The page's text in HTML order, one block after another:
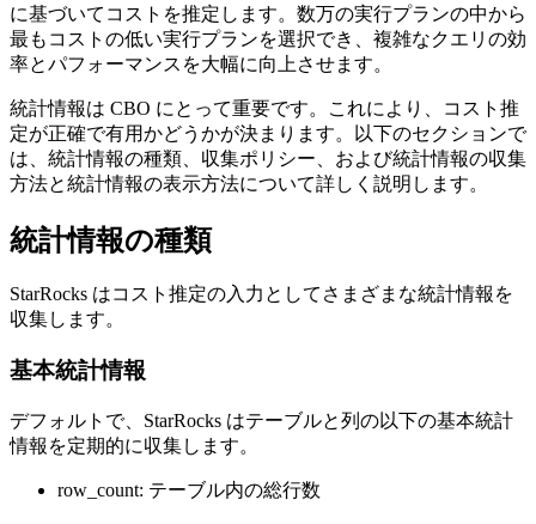
に基づいてコストを推定します。数万の実行プランの中から
最もコストの低い実行プランを選択でき、複雑なクエリの効
率とパフォーマンスを大幅に向上させます。
統計情報は CBO にとって重要です。これにより、コスト推
定が正確で有用かどうかが決まります。以下のセクションで
は、統計情報の種類、収集ポリシー、および統計情報の収集
方法と統計情報の表示方法について詳しく説明します。
統計情報の種類
StarRocks はコスト推定の入力としてさまざまな統計情報を
収集します。
基本統計情報
デフォルトで、StarRocks はテーブルと列の以下の基本統計
情報を定期的に収集します。
row_count: テーブル内の総行数